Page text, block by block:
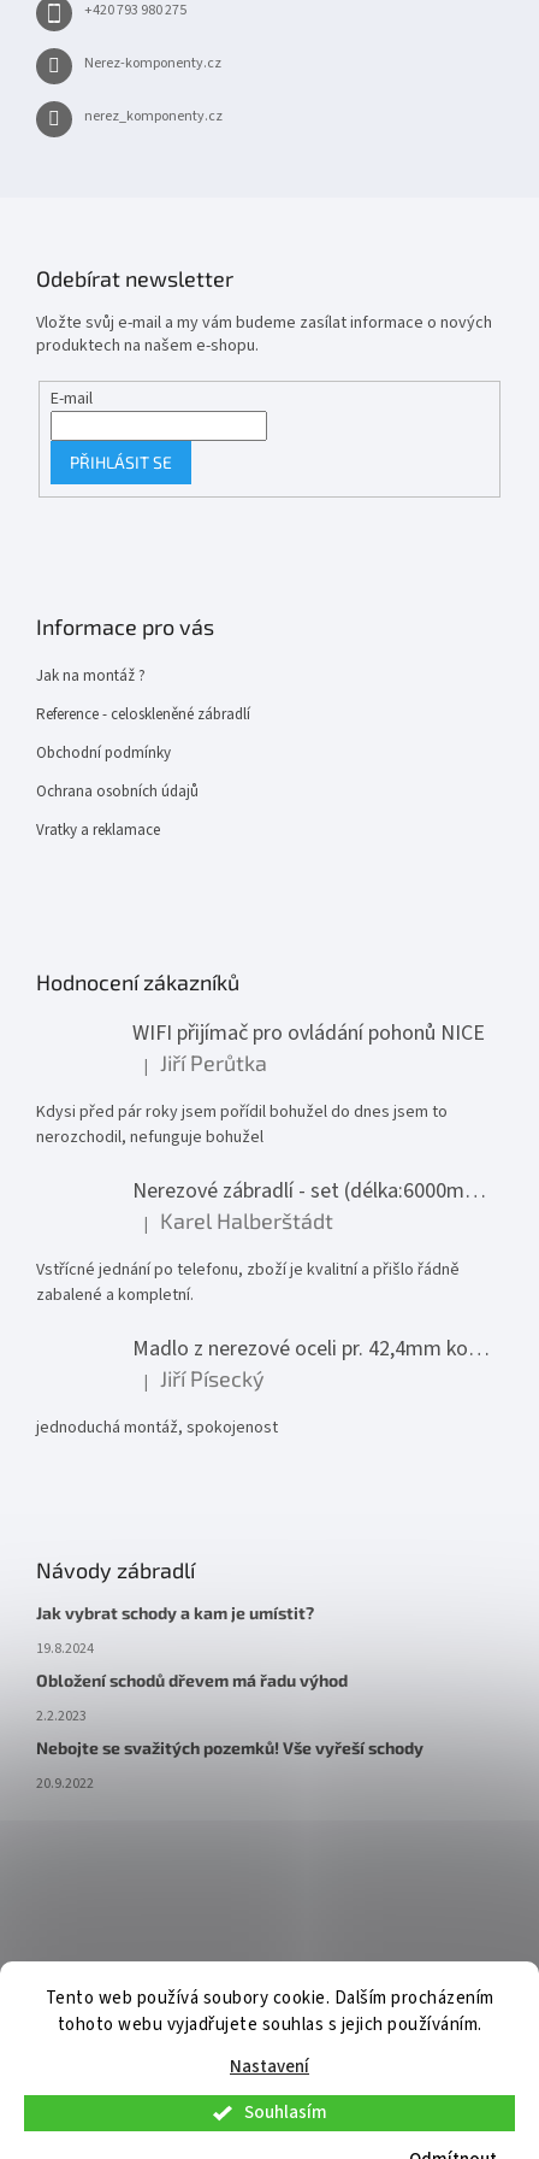
Tento web používá soubory cookie. Dalším procházením
tohoto webu vyjadřujete souhlas s jejich používáním.
Nastavení
Souhlasím
+420 793 980 275
Nerez-komponenty.cz
nerez_komponenty.cz
Odebírat newsletter
Vložte svůj e-mail a my vám budeme zasílat informace o nových
produktech na našem e-shopu.
E-mail
PŘIHLÁSIT SE
Informace pro vás
Jak na montáž ?
Reference - celoskleněné zábradlí
Obchodní podmínky
Ochrana osobních údajů
Vratky a reklamace
Hodnocení zákazníků
WIFI přijímač pro ovládání pohonů NICE
Hodnocení produktu je 1 z 5 hvězdiček.
| Jiří Perůtka
Kdysi před pár roky jsem pořídil bohužel do dnes jsem to
nerozchodil, nefunguje bohužel
Nerezové zábradlí - set (délka:6000mm x výška:1000mm)
Hodnocení produktu je 5 z 5 hvězdiček.
| Karel Halberštádt
Vstřícné jednání po telefonu, zboží je kvalitní a přišlo řádně
zabalené a kompletní.
Madlo z nerezové oceli pr. 42,4mm komplet - model 0116 - 3000mm
Hodnocení produktu je 5 z 5 hvězdiček.
| Jiří Písecký
jednoduchá montáž, spokojenost
Návody zábradlí
Jak vybrat schody a kam je umístit?
19.8.2024
Obložení schodů dřevem má řadu výhod
2.2.2023
Nebojte se svažitých pozemků! Vše vyřeší schody
20.9.2022